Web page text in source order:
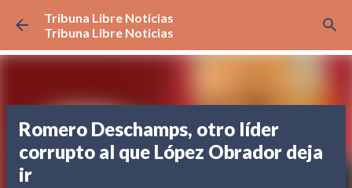
Ir al contenido principal
Tribuna Libre Noticias
Tribuna Libre Noticias
Romero Deschamps, otro líder
corrupto al que López Obrador deja
ir